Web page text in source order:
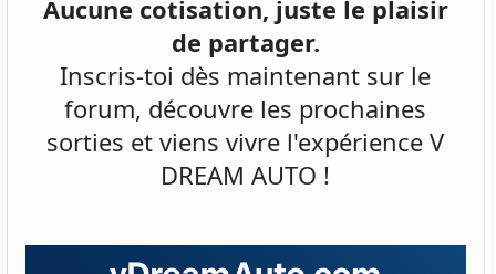
de partager.
Inscris-toi dès maintenant sur le
forum, découvre les prochaines
sorties et viens vivre l'expérience V
DREAM AUTO !